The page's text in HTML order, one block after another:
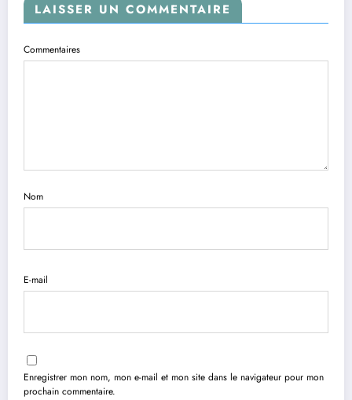
LAISSER UN COMMENTAIRE
Commentaires
Nom
E-mail
Enregistrer mon nom, mon e-mail et mon site dans le navigateur pour mon
prochain commentaire.